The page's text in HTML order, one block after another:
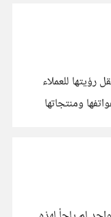
للعملاء
ومنتجاتها